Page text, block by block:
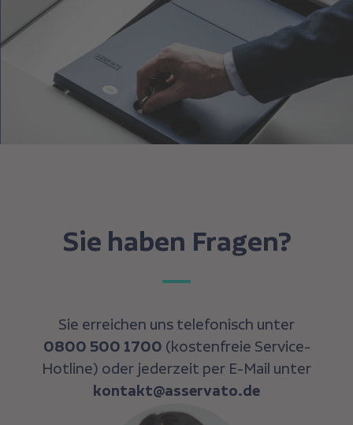
Sie haben Fragen?
Sie erreichen uns telefonisch unter
0800 500 1700 (kostenfreie Service-
Hotline) oder jederzeit per E-Mail unter
kontakt@asservato.de